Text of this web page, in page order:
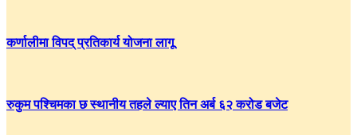
कर्णालीमा विपद् प्रतिकार्य योजना लागू
रुकुम पश्चिमका छ स्थानीय तहले ल्याए तिन अर्ब ६२ करोड बजेट